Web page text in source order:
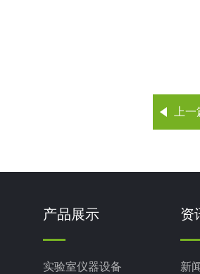
上
产品展示
实验室仪器设备
资
新